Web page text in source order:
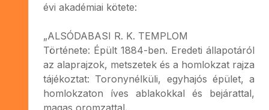
évi akadémiai kötete:
„ALSÓDABASI R. K. TEMPLOM
Története: Épült 1884-ben. Eredeti állapotáról
az alaprajzok, metszetek és a homlokzat rajza
tájékoztat: Toronynélküli, egyhajós épület, a
homlokzaton íves ablakokkal és bejárattal,
magas oromzattal.